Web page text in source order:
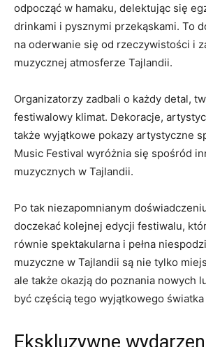
odpocząć⁤ w hamaku, delektując się
drinkami i pysznymi przekąskami. To
na​ oderwanie się od rzeczywistości i
muzycznej atmosferze Tajlandii.
Organizatorzy zadbali o każdy detal,
festiwalowy klimat. Dekoracje,
‌także wyjątkowe ⁣pokazy artystyczne
Music Festival⁣ wyróżnia się spośród
muzycznych w Tajlandii.
Po tak niezapomnianym
doczekać kolejnej edycji festiwalu,
równie spektakularna i ⁢pełna
muzyczne w‍ Tajlandii⁢ są nie tylko
ale także ​okazją do poznania nowych
być częścią tego wyjątkowego
Ekskluzywne